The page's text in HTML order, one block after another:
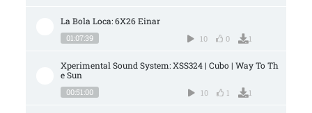
La Bola Loca: 6X26 Einar
01:07:39 10 0 1
Xperimental Sound System: XSS324 | Cubo | Way To Th
e Sun
00:51:00 10 1 1